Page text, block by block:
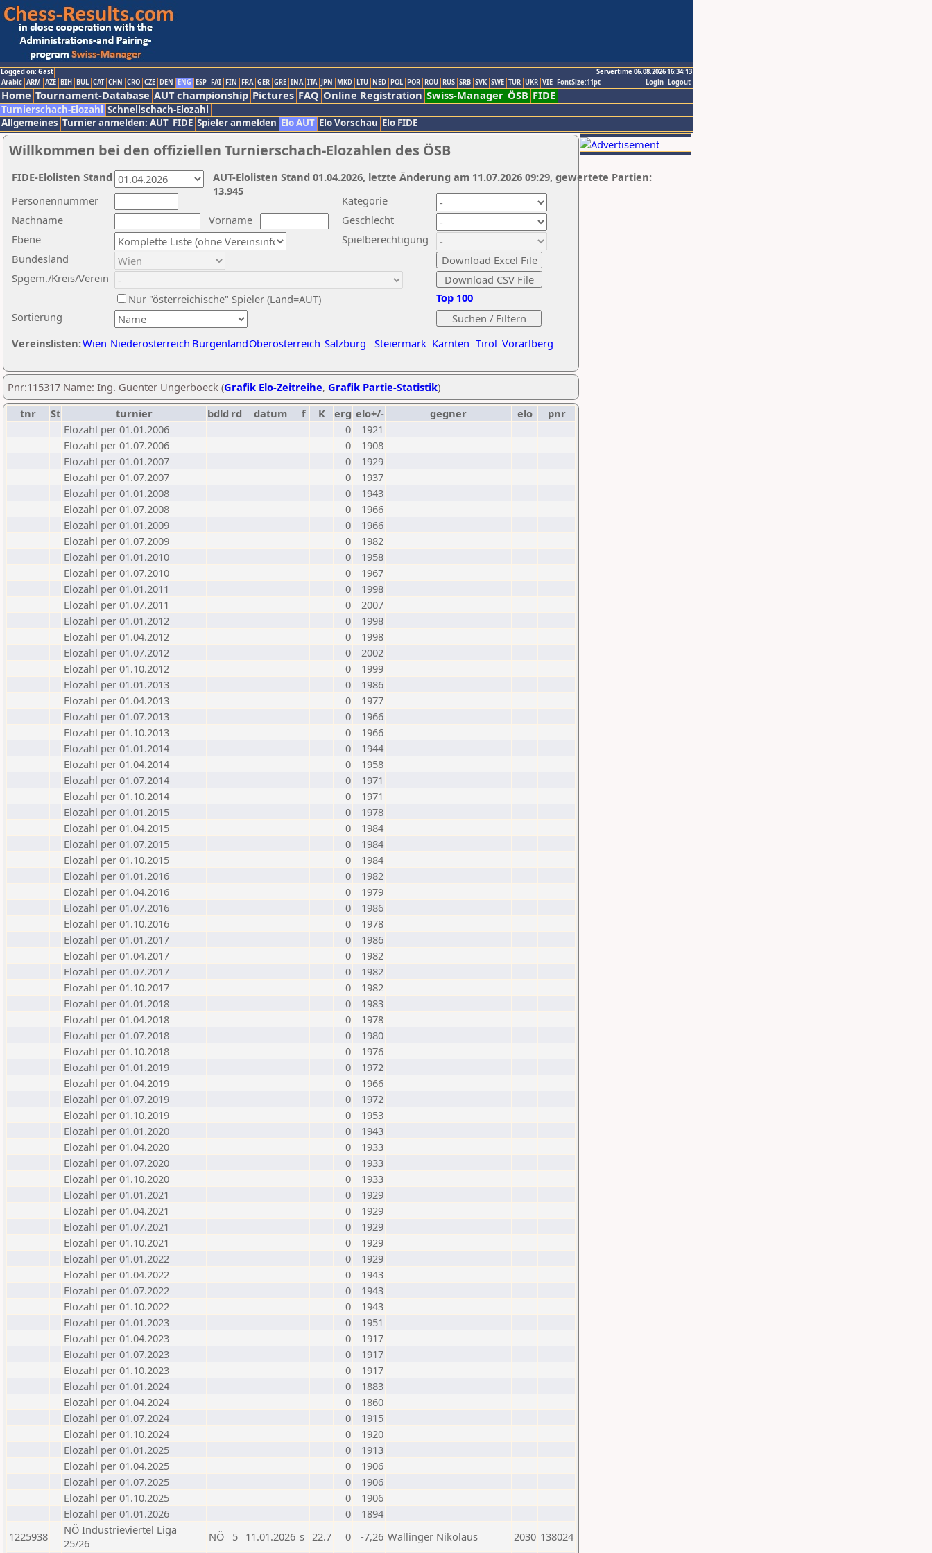
Logged on: Gast
Servertime 06.08.2026 16:34:13
Logout
Login
Arabic ARM AZE BIH BUL CAT CHN CRO CZE DEN ENG ESP FAI FIN FRA GER GRE INA ITA JPN MKD LTU NED POL POR ROU RUS SRB SVK SWE TUR UKR VIE FontSize:11pt
Home Tournament-Database AUT championship Pictures FAQ Online Registration Swiss-Manager ÖSB FIDE
Turnierschach-Elozahl Schnellschach-Elozahl
Allgemeines Turnier anmelden: AUT FIDE Spieler anmelden Elo AUT Elo Vorschau Elo FIDE
Willkommen bei den offiziellen Turnierschach-Elozahlen des ÖSB
Nachname
Vorname
Ebene
Kategorie
Sortierung
Personennummer
Bundesland
Spgem./Kreis/Verein
Geschlecht
Nur "österreichische" Spieler (Land=AUT)
Spielberechtigung
Vereinslisten:Wien Niederösterreich BurgenlandOberösterreich Salzburg Steiermark Kärnten Tirol Vorarlberg
Top 100
AUT-Elolisten Stand 01.04.2026, letzte Änderung am 11.07.2026 09:29, gewertete Partien:
13.945
FIDE-Elolisten Stand
Pnr:115317 Name: Ing. Guenter Ungerboeck (Grafik Elo-Zeitreihe, Grafik Partie-Statistik)
tnr
St turnier bdld rd datum f K erg elo+/- gegner elo
pnr
Elozahl per 01.01.2006
0
1921
Elozahl per 01.07.2006
0
1908
Elozahl per 01.01.2007
0
1929
Elozahl per 01.07.2007
0
1937
Elozahl per 01.01.2008
0
1943
Elozahl per 01.07.2008
0
1966
Elozahl per 01.01.2009
0
1966
Elozahl per 01.07.2009
0
1982
Elozahl per 01.01.2010
0
1958
Elozahl per 01.07.2010
0
1967
Elozahl per 01.01.2011
0
1998
Elozahl per 01.07.2011
0
2007
Elozahl per 01.01.2012
0
1998
Elozahl per 01.04.2012
0
1998
Elozahl per 01.07.2012
0
2002
Elozahl per 01.10.2012
0
1999
Elozahl per 01.01.2013
0
1986
Elozahl per 01.04.2013
0
1977
Elozahl per 01.07.2013
0
1966
Elozahl per 01.10.2013
0
1966
Elozahl per 01.01.2014
0
1944
Elozahl per 01.04.2014
0
1958
Elozahl per 01.07.2014
0
1971
Elozahl per 01.10.2014
0
1971
Elozahl per 01.01.2015
0
1978
Elozahl per 01.04.2015
0
1984
Elozahl per 01.07.2015
0
1984
Elozahl per 01.10.2015
0
1984
Elozahl per 01.01.2016
0
1982
Elozahl per 01.04.2016
0
1979
Elozahl per 01.07.2016
0
1986
Elozahl per 01.10.2016
0
1978
Elozahl per 01.01.2017
0
1986
Elozahl per 01.04.2017
0
1982
Elozahl per 01.07.2017
0
1982
Elozahl per 01.10.2017
0
1982
Elozahl per 01.01.2018
0
1983
Elozahl per 01.04.2018
0
1978
Elozahl per 01.07.2018
0
1980
Elozahl per 01.10.2018
0
1976
Elozahl per 01.01.2019
0
1972
Elozahl per 01.04.2019
0
1966
Elozahl per 01.07.2019
0
1972
Elozahl per 01.10.2019
0
1953
Elozahl per 01.01.2020
0
1943
Elozahl per 01.04.2020
0
1933
Elozahl per 01.07.2020
0
1933
Elozahl per 01.10.2020
0
1933
Elozahl per 01.01.2021
0
1929
Elozahl per 01.04.2021
0
1929
Elozahl per 01.07.2021
0
1929
Elozahl per 01.10.2021
0
1929
Elozahl per 01.01.2022
0
1929
Elozahl per 01.04.2022
0
1943
Elozahl per 01.07.2022
0
1943
Elozahl per 01.10.2022
0
1943
Elozahl per 01.01.2023
0
1951
Elozahl per 01.04.2023
0
1917
Elozahl per 01.07.2023
0
1917
Elozahl per 01.10.2023
0
1917
Elozahl per 01.01.2024
0
1883
Elozahl per 01.04.2024
0
1860
Elozahl per 01.07.2024
0
1915
Elozahl per 01.10.2024
0
1920
Elozahl per 01.01.2025
0
1913
Elozahl per 01.04.2025
0
1906
Elozahl per 01.07.2025
0
1906
Elozahl per 01.10.2025
0
1906
Elozahl per 01.01.2026
0
1894
1225938
NÖ Industrieviertel Liga
25/26
NÖ 5 11.01.2026 s 22.7 0 -7,26 Wallinger Nikolaus 2030 138024